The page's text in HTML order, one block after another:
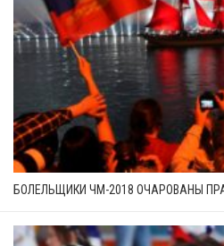
БОЛЕЛЬЩИКИ ЧМ-2018 ОЧАРОВАНЫ